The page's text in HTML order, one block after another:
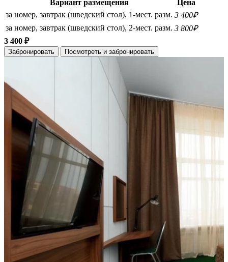
Вариант размещения
Цена
за номер, завтрак (шведский стол), 1-мест. разм. 3 400₽
за номер, завтрак (шведский стол), 2-мест. разм. 3 800₽
3 400 ₽
Забронировать Посмотреть и забронировать